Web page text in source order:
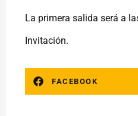
La primera salida será a
Invitación.
FACEBOOK